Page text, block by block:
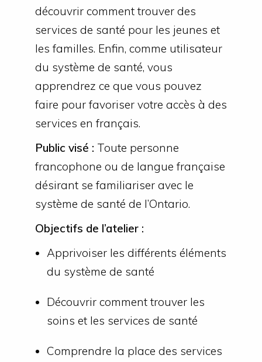
découvrir comment trouver des
services de santé pour les jeunes et
les familles. Enfin, comme utilisateur
du système de santé, vous
apprendrez ce que vous pouvez
faire pour favoriser votre accès à des
services en français.
Public visé : Toute personne
francophone ou de langue française
désirant se familiariser avec le
système de santé de l’Ontario.
Objectifs de l’atelier :
Apprivoiser les différents éléments
du système de santé
Découvrir comment trouver les
soins et les services de santé
Comprendre la place des services